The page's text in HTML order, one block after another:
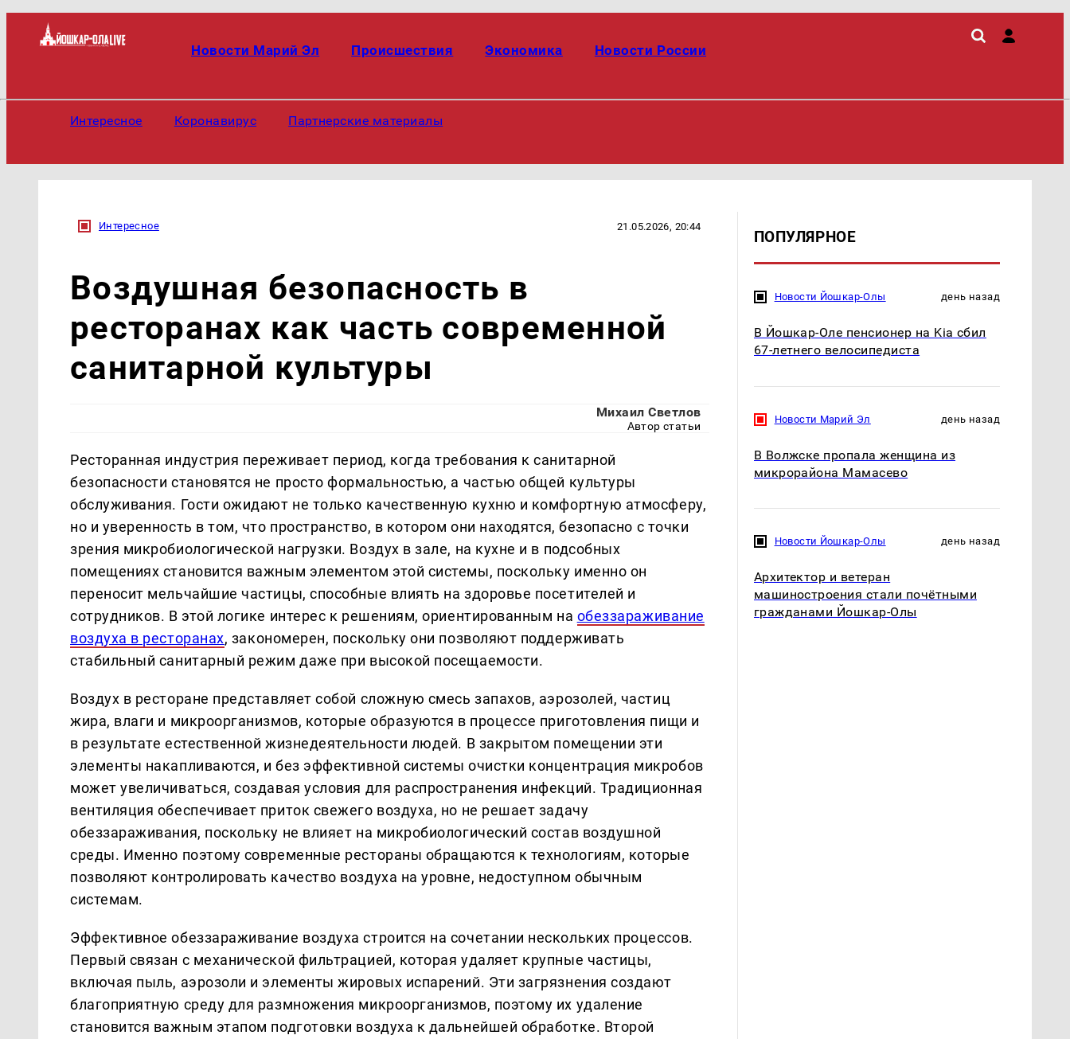
Новости Марий Эл Происшествия Экономика Новости России
Интересное Коронавирус Партнерские материалы
Интересное 21.05.2026, 20:44
Воздушная безопасность в
ресторанах как часть современной
санитарной культуры
Михаил Светлов
Автор статьи
Ресторанная индустрия переживает период, когда требования к санитарной
безопасности становятся не просто формальностью, а частью общей культуры
обслуживания. Гости ожидают не только качественную кухню и комфортную атмосферу,
но и уверенность в том, что пространство, в котором они находятся, безопасно с точки
зрения микробиологической нагрузки. Воздух в зале, на кухне и в подсобных
помещениях становится важным элементом этой системы, поскольку именно он
переносит мельчайшие частицы, способные влиять на здоровье посетителей и
сотрудников. В этой логике интерес к решениям, ориентированным на обеззараживание
воздуха в ресторанах, закономерен, поскольку они позволяют поддерживать
стабильный санитарный режим даже при высокой посещаемости.
Воздух в ресторане представляет собой сложную смесь запахов, аэрозолей, частиц
жира, влаги и микроорганизмов, которые образуются в процессе приготовления пищи и
в результате естественной жизнедеятельности людей. В закрытом помещении эти
элементы накапливаются, и без эффективной системы очистки концентрация микробов
может увеличиваться, создавая условия для распространения инфекций. Традиционная
вентиляция обеспечивает приток свежего воздуха, но не решает задачу
обеззараживания, поскольку не влияет на микробиологический состав воздушной
среды. Именно поэтому современные рестораны обращаются к технологиям, которые
позволяют контролировать качество воздуха на уровне, недоступном обычным
системам.
Эффективное обеззараживание воздуха строится на сочетании нескольких процессов.
Первый связан с механической фильтрацией, которая удаляет крупные частицы,
включая пыль, аэрозоли и элементы жировых испарений. Эти загрязнения создают
благоприятную среду для размножения микроорганизмов, поэтому их удаление
становится важным этапом подготовки воздуха к дальнейшей обработке. Второй
ПОПУЛЯРНОЕ
Новости Йошкар-Олы день назад
В Йошкар-Оле пенсионер на Kia сбил
67-летнего велосипедиста
Новости Марий Эл день назад
В Волжске пропала женщина из
микрорайона Мамасево
Новости Йошкар-Олы день назад
Архитектор и ветеран
машиностроения стали почётными
гражданами Йошкар-Олы